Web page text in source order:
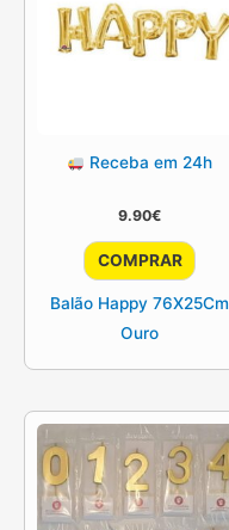
Receba em 24h
9.90€
COMPRAR
Balão Happy 76X25Cm
Ouro